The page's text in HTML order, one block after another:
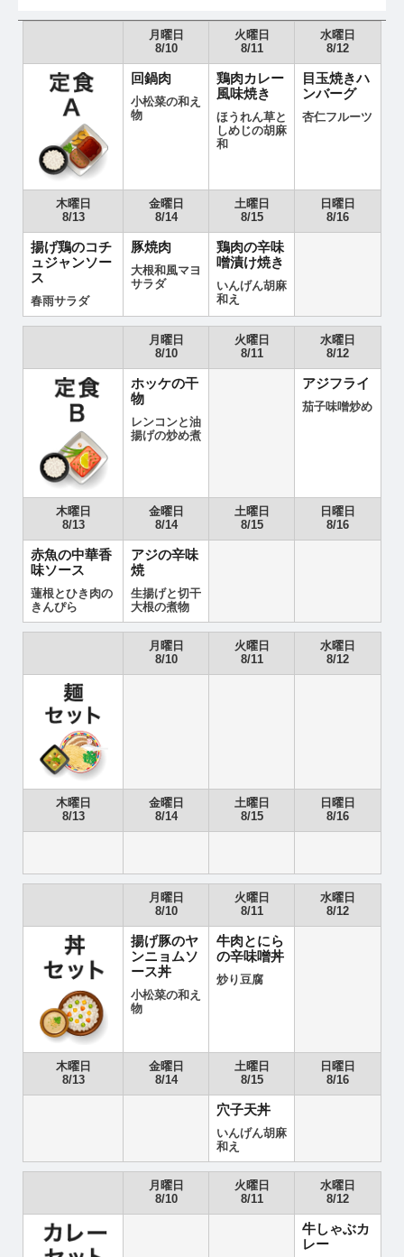
月曜日
8/10
火曜日
8/11
水曜日
8/12
回鍋肉
小松菜の和え
物
鶏肉カレー
風味焼き
ほうれん草と
しめじの胡麻
和
目玉焼きハ
ンバーグ
杏仁フルーツ
木曜日
8/13
金曜日
8/14
土曜日
8/15
日曜日
8/16
揚げ鶏のコチ
ュジャンソー
ス
春雨サラダ
豚焼肉
大根和風マヨ
サラダ
鶏肉の辛味
噌漬け焼き
いんげん胡麻
和え
月曜日
8/10
火曜日
8/11
水曜日
8/12
ホッケの干
物
レンコンと油
揚げの炒め煮
アジフライ
茄子味噌炒め
木曜日
8/13
金曜日
8/14
土曜日
8/15
日曜日
8/16
赤魚の中華香
味ソース
蓮根とひき肉の
きんぴら
アジの辛味
焼
生揚げと切干
大根の煮物
月曜日
8/10
火曜日
8/11
水曜日
8/12
木曜日
8/13
金曜日
8/14
土曜日
8/15
日曜日
8/16
月曜日
8/10
火曜日
8/11
水曜日
8/12
揚げ豚のヤ
ンニョムソ
ース丼
小松菜の和え
物
牛肉とにら
の辛味噌丼
炒り豆腐
木曜日
8/13
金曜日
8/14
土曜日
8/15
日曜日
8/16
穴子天丼
いんげん胡麻
和え
月曜日
8/10
火曜日
8/11
水曜日
8/12
牛しゃぶカ
レー